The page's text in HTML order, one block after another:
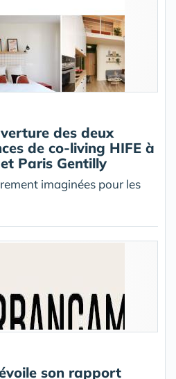
des deux
de co-living HIFE à
Paris Gentilly
imaginées pour les
son rapport